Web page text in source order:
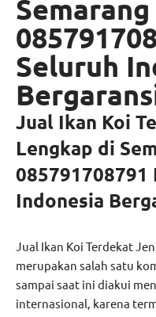
Semarang
Seluruh
Jual Ikan Koi
Lengkap di
Indonesia
Jual Ikan Koi Terdekat
merupakan salah satu
sampai saat ini diakui
internasional, karena